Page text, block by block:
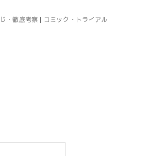
・徹底考察 | コミック・トライアル